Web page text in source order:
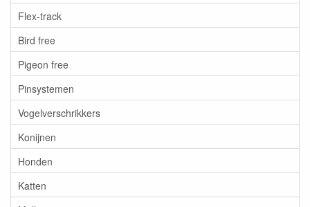
Flex-track
Bird free
Pigeon free
Pinsystemen
Vogelverschrikkers
Konijnen
Honden
Katten